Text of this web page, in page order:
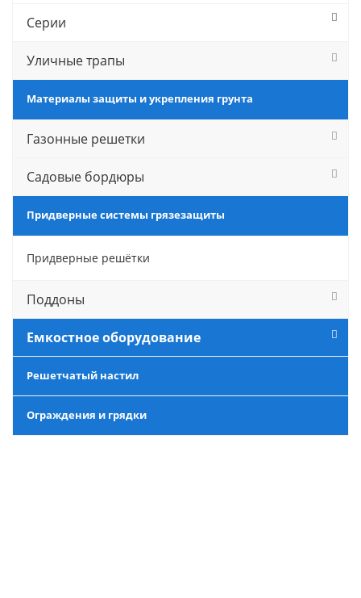
Серии
Уличные трапы
Материалы защиты и укрепления грунта
Газонные решетки
Садовые бордюры
Придверные системы грязезащиты
Придверные решётки
Поддоны
Емкостное оборудование
Решетчатый настил
Ограждения и грядки